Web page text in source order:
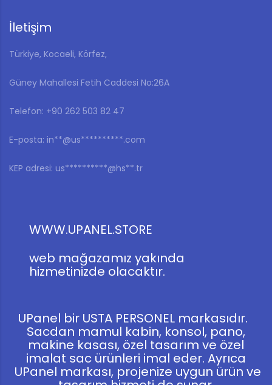
İletişim
Türkiye, Kocaeli, Körfez,
Güney Mahallesi Fetih Caddesi No:26A
Telefon: ‎+90 262 503 82 47
E-posta: in**@us**********.com
KEP adresi: us**********@hs**.tr
WWW.UPANEL.STORE
web mağazamız yakında
hizmetinizde olacaktır.
UPanel bir USTA PERSONEL markasıdır.
Sacdan mamul kabin, konsol, pano,
makine kasası, özel tasarım ve özel
imalat sac ürünleri imal eder. Ayrıca
UPanel markası, projenize uygun ürün ve